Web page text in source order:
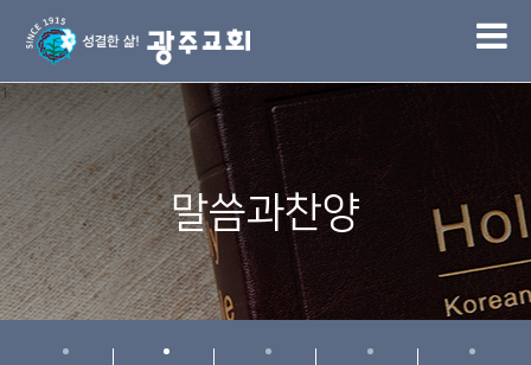
1
말씀과찬양